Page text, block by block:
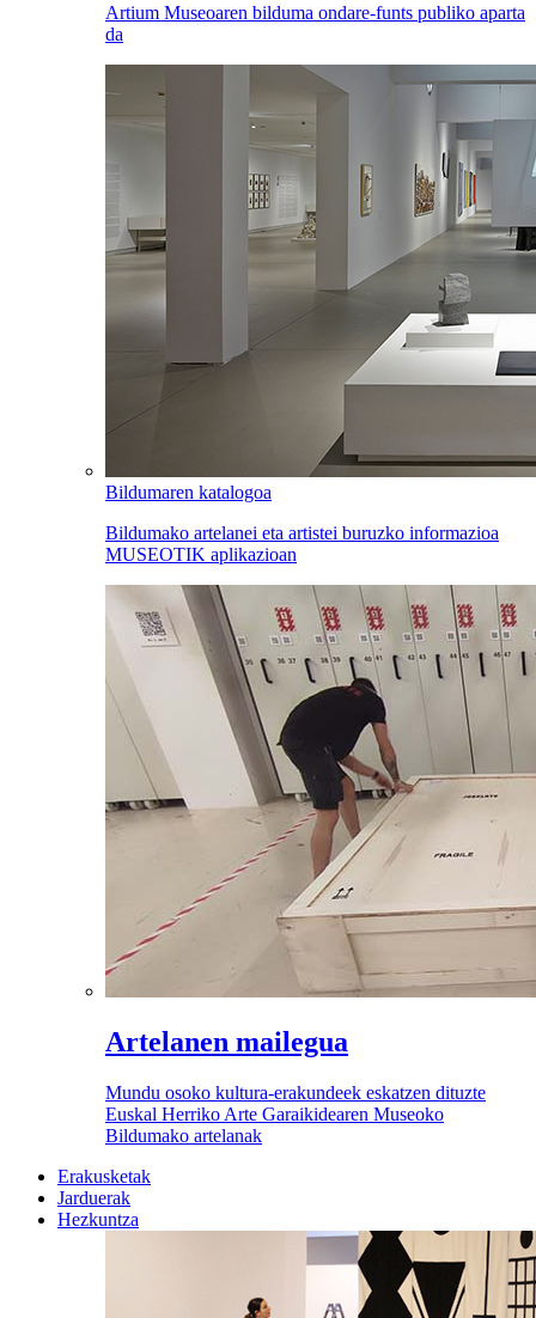
Artium Museoaren bilduma ondare-funts publiko aparta
da
Bildumaren katalogoa
Bildumako artelanei eta artistei buruzko informazioa
MUSEOTIK aplikazioan
Artelanen mailegua
Mundu osoko kultura-erakundeek eskatzen dituzte
Euskal Herriko Arte Garaikidearen Museoko
Bildumako artelanak
Erakusketak
Jarduerak
Hezkuntza